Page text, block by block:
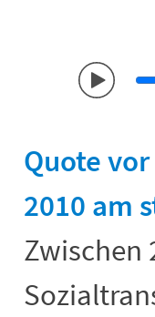
Quote
2010 am
Zwischen